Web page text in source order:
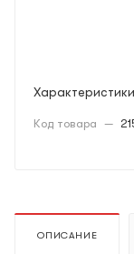
Характеристики
Код товара —
ОПИСАНИЕ